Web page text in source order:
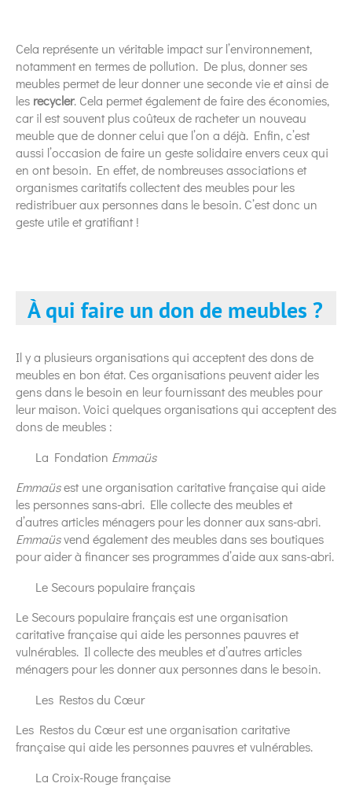
Cela représente un véritable impact sur l’environnement,
notamment en termes de pollution. De plus, donner ses
meubles permet de leur donner une seconde vie et ainsi de
les recycler. Cela permet également de faire des économies,
car il est souvent plus coûteux de racheter un nouveau
meuble que de donner celui que l’on a déjà. Enfin, c’est
aussi l’occasion de faire un geste solidaire envers ceux qui
en ont besoin. En effet, de nombreuses associations et
organismes caritatifs collectent des meubles pour les
redistribuer aux personnes dans le besoin. C’est donc un
geste utile et gratifiant !
À qui faire un don de meubles ?
Il y a plusieurs organisations qui acceptent des dons de
meubles en bon état. Ces organisations peuvent aider les
gens dans le besoin en leur fournissant des meubles pour
leur maison. Voici quelques organisations qui acceptent des
dons de meubles :
La Fondation Emmaüs
Emmaüsest une organisation caritative française qui aide
les personnes sans-abri. Elle collecte des meubles et
d’autres articles ménagers pour les donner aux sans-abri.
Emmaüsvend également des meubles dans ses boutiques
pour aider à financer ses programmes d’aide aux sans-abri.
Le Secours populaire français
Le Secours populaire français est une organisation
caritative française qui aide les personnes pauvres et
vulnérables. Il collecte des meubles et d’autres articles
ménagers pour les donner aux personnes dans le besoin.
Les Restos du Cœur
Les Restos du Cœur est une organisation caritative
française qui aide les personnes pauvres et vulnérables.
La Croix-Rouge française